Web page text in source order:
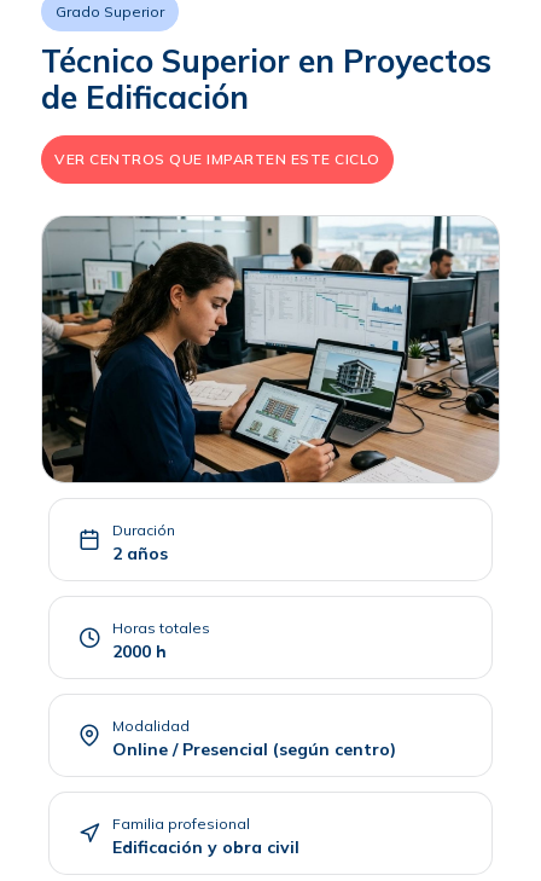
Grado Superior
Técnico Superior en Proyectos
de Edificación
VER CENTROS QUE IMPARTEN ESTE CICLO
Duración
2 años
Horas totales
2000 h
Modalidad
Online / Presencial (según centro)
Familia profesional
Edificación y obra civil